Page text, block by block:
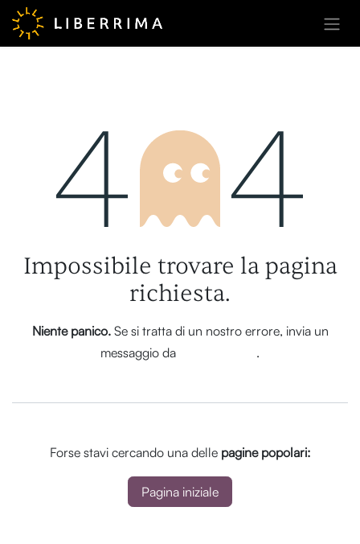
Passa al contenuto
Errore 404
Impossibile trovare la pagina
richiesta.
Niente panico.Se si tratta di un nostro errore, invia un
messaggio da
.
Forse stavi cercando una delle pagine popolari:
Pagina iniziale